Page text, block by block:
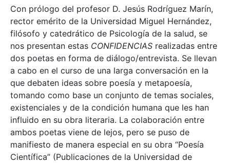
Con prólogo del profesor D. Jesús Rodríguez Marín,
rector emérito de la Universidad Miguel Hernández,
filósofo y catedrático de Psicología de la salud, se
nos presentan estas CONFIDENCIAS realizadas entre
dos poetas en forma de diálogo/entrevista. Se llevan
a cabo en el curso de una larga conversación en la
que debaten ideas sobre poesía y metapoesía,
tomando como base un conjunto de temas sociales,
existenciales y de la condición humana que les han
influido en su obra literaria. La colaboración entre
ambos poetas viene de lejos, pero se puso de
manifiesto de manera especial en su obra “Poesía
Científica” (Publicaciones de la Universidad de